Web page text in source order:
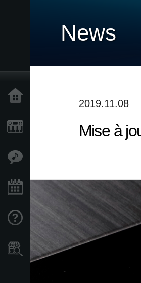
Evénements
Support
Où acheter ?
News
2019.11.08
Mise à